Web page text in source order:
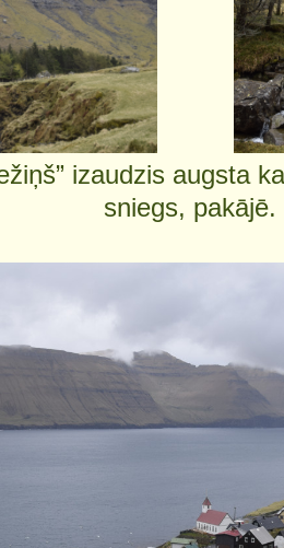
izaudzis augsta
sniegs, pakājē.